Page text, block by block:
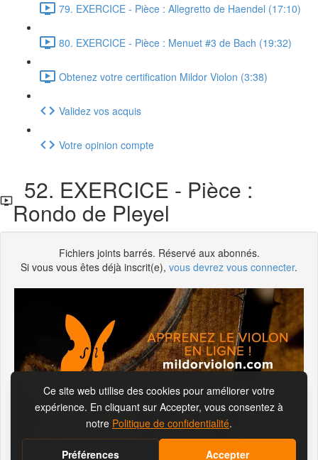
79. EXERCICE - Pièce : Allegretto de Haendel (17:10)
80. EXERCICE - Pièce : Menuet #3 de Bach (19:32)
Obtenez votre certification Mildor Violon (3:38)
Validez vos acquis
Votre opinion compte
52. EXERCICE - Pièce :
Rondo de Pleyel
Fichiers joints barrés. Réservé aux abonnés.
Si vous vous êtes déjà inscrit(e), vous devrez vous connecter.
S'abonner pour visionner